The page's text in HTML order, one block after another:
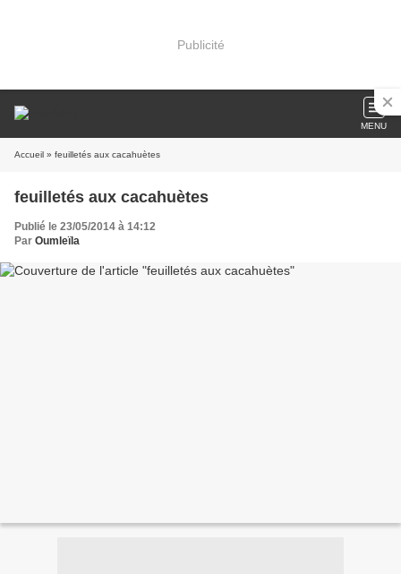
Publicité
MENU
Accueil » feuilletés aux cacahuètes
feuilletés aux cacahuètes
Publié le 23/05/2014 à 14:12
Par Oumleïla